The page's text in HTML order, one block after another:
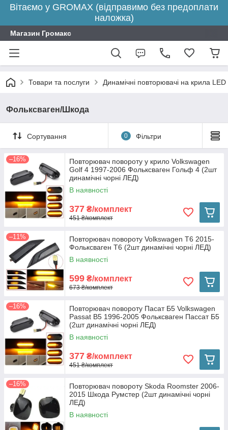
Вітаємо у GROMAX (відправимо без предоплати
наложка)
Магазин Громакс
Товари та послуги Динамічні повторювачі на крила LED
Фольксваген/Шкода
Сортування 0 Фільтри
–16%
Повторювач повороту у крило Volkswagen
Golf 4 1997-2006 Фольксваген Гольф 4 (2шт
динамічні чорні ЛЕД)
В наявності
377 ₴/комплект
451 ₴/комплект
–11%
Повторювач повороту Volkswagen T6 2015-
Фольксваген Т6 (2шт динамічні чорні ЛЕД)
В наявності
599 ₴/комплект
673 ₴/комплект
–16%
Повторювач повороту Пасат Б5 Volkswagen
Passat B5 1996-2005 Фольксваген Пассат Б5
(2шт динамічні чорні ЛЕД)
В наявності
377 ₴/комплект
451 ₴/комплект
–16%
Повторювач повороту Skoda Roomster 2006-
2015 Шкода Румстер (2шт динамічні чорні
ЛЕД)
В наявності